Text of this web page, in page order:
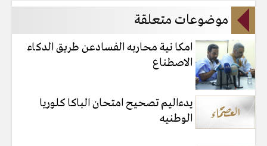
موضوعات متعلقة
امكا نية محاربه الفسادعن طريق الدكاء
الاصطناع
يدءاليم تصحيح امتحان الباكا كلوريا
الوطنيه